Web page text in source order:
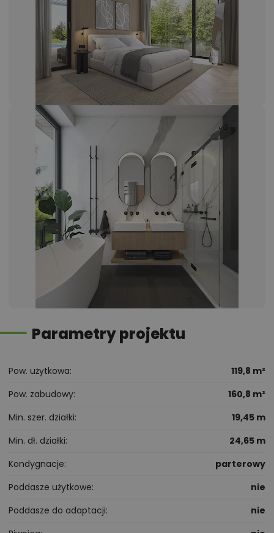
Parametry projektu
Pow. użytkowa
119,8 m²
Pow. zabudowy
160,8 m²
Min. szer. działki
19,45 m
Min. dł. działki
24,65 m
Kondygnacje
parterowy
Poddasze użytkowe
nie
Poddasze do adaptacji
nie